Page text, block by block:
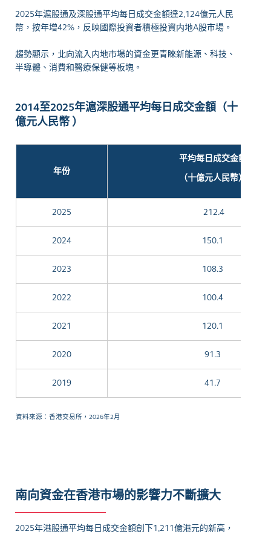
2025年滬股通及深股通平均每日成交金額達2,124億元人民
幣，按年增42%，反映國際投資者積極投資内地A股市場。
趨勢顯示，北向流入内地市場的資金更青睞新能源、科技、
半導體、消費和醫療保健等板塊。
2014至2025年滬深股通平均每日成交金額（十
億元人民幣 ）
年份
平均每日成交金額
（十億元人民幣）
2025 212.4
2024 150.1
2023 108.3
2022 100.4
2021 120.1
2020 91.3
2019 41.7
2018
2015 6.4
2014 5.6
資料來源：香港交易所，2026年2月
南向資金在香港市場的影響力不斷擴大
2025年港股通平均每日成交金額創下1,211億港元的新高，